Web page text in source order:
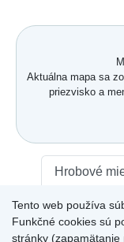
Bratislava -
Bratislava -
Bratislava -
Brekov
Budmerice
Bukovec okr.
Buzica
Bystrany
Bystrička
Aktuálna mapa sa
priezvisko a
Hrobové
Sektor:-
Tento web používa
Funkčné cookies sú
stránky (zapamätanie